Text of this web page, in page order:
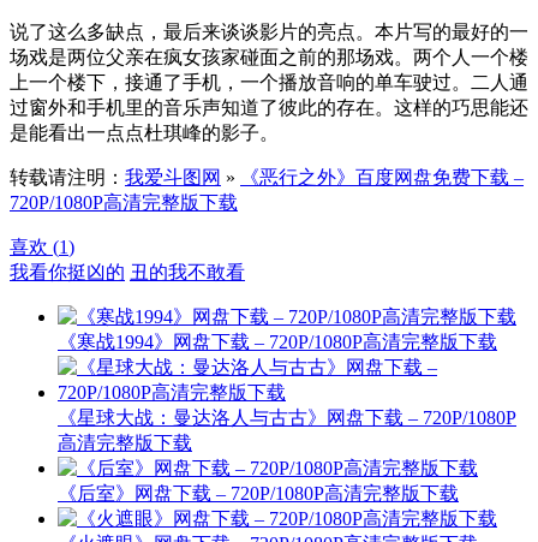
说了这么多缺点，最后来谈谈影片的亮点。本片写的最好的一
场戏是两位父亲在疯女孩家碰面之前的那场戏。两个人一个楼
上一个楼下，接通了手机，一个播放音响的单车驶过。二人通
过窗外和手机里的音乐声知道了彼此的存在。这样的巧思能还
是能看出一点点杜琪峰的影子。
转载请注明： 我爱斗图网 »
《恶行之外》百度网盘免费下载 –
720P/1080P高清完整版下载
喜欢 (1)
我看你挺凶的 丑的我不敢看
《寒战1994》网盘下载 – 720P/1080P高清完整版下载
《星球大战：曼达洛人与古古》网盘下载 – 720P/1080P
高清完整版下载
《后室》网盘下载 – 720P/1080P高清完整版下载